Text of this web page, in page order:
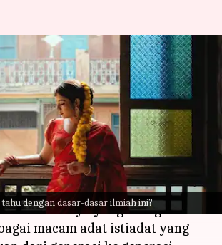
dengan dasar-dasar ilmiah ini?
lama yang
wanita India tetap
sehat
Oct 27, 2023 11:53 am
tradisi, ritual, dan kebiasaan
nadi budaya yang beragam.
macam adat istiadat yang